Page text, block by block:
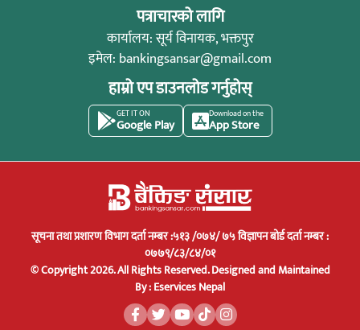
पत्राचारको लागि
कार्यालय: सूर्य विनायक, भक्तपुर
इमेल: bankingsansar@gmail.com
हाम्रो एप डाउनलोड गर्नुहोस्
GET IT ON
Google Play
Download on the
App Store
सूचना तथा प्रशारण विभाग दर्ता नम्बर :५१३ /०७४/ ७५ विज्ञापन बोर्ड दर्ता नम्बर :
०७७९/८३/८४/०१
© Copyright 2026. All Rights Reserved.Designed and Maintained
By :Eservices Nepal